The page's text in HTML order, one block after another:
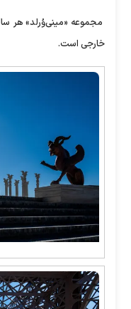
مجموعه «مینی‌وُرلد» هر
خارجی است.